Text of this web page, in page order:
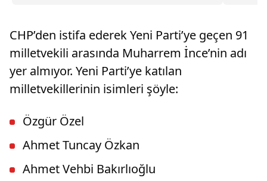
siyasi bir parti kurma süreci hakkındaki
araştırmaları artırdı.
CHP’den istifa ederek Yeni Parti’ye geçen 91
milletvekili arasında Muharrem İnce’nin adı
yer almıyor. Yeni Parti’ye katılan
milletvekillerinin isimleri şöyle:
Özgür Özel
Ahmet Tuncay Özkan
Ahmet Vehbi Bakırlıoğlu